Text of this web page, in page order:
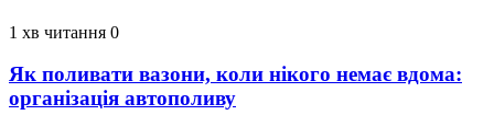
1 хв читання 0
Як поливати вазони, коли нікого немає вдома:
організація автополиву